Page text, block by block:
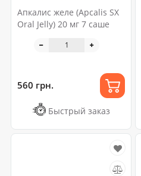
Апкалис желе (Apcalis SX
Oral Jelly) 20 мг 7 саше
560 грн.
Быстрый заказ